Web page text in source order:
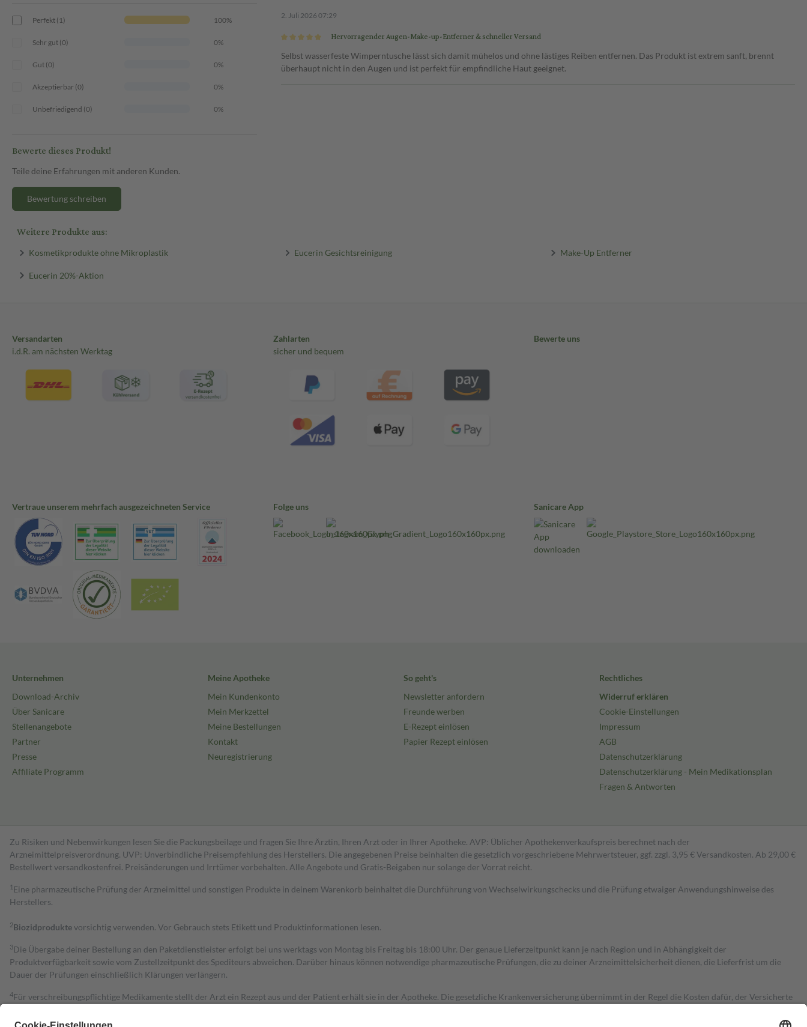
Perfekt (1) 100%
Sehr gut (0) 0%
Gut (0) 0%
Akzeptierbar (0) 0%
Unbefriedigend (0) 0%
Bewerte dieses Produkt!
Teile deine Erfahrungen mit anderen Kunden.
Bewertung schreiben
2. Juli 2026 07:29
Hervorragender Augen-Make-up-Entferner & schneller Versand
Selbst wasserfeste Wimperntusche lässt sich damit mühelos und ohne lästiges Reiben entfernen. Das Produkt ist extrem sanft, brennt
überhaupt nicht in den Augen und ist perfekt für empfindliche Haut geeignet.
Weitere Produkte aus:
Kosmetikprodukte ohne Mikroplastik Eucerin Gesichtsreinigung Make-Up Entferner
Eucerin 20%-Aktion
Versandarten
i.d.R. am nächsten Werktag
Zahlarten
sicher und bequem
Bewerte uns
Vertraue unserem mehrfach ausgezeichneten Service Folge uns Sanicare App
Unternehmen
Download-Archiv
Über Sanicare
Stellenangebote
Partner
Presse
Affiliate Programm
Meine Apotheke
Mein Kundenkonto
Mein Merkzettel
Meine Bestellungen
Kontakt
Neuregistrierung
So geht's
Newsletter anfordern
Freunde werben
E-Rezept einlösen
Papier Rezept einlösen
Rechtliches
Widerruf erklären
Cookie-Einstellungen
Impressum
AGB
Datenschutzerklärung
Datenschutzerklärung - Mein Medikationsplan
Fragen & Antworten
Zu Risiken und Nebenwirkungen lesen Sie die Packungsbeilage und fragen Sie Ihre Ärztin, Ihren Arzt oder in Ihrer Apotheke. AVP: Üblicher Apothekenverkaufspreis berechnet nach der
Arzneimittelpreisverordnung. UVP: Unverbindliche Preisempfehlung des Herstellers. Die angegebenen Preise beinhalten die gesetzlich vorgeschriebene Mehrwertsteuer, ggf. zzgl. 3,95 € Versandkosten. Ab 29,00 €
Bestell­wert versand­kosten­frei. Preisänderungen und Irrtümer vorbehalten. Alle Angebote und Gratis-Beigaben nur solange der Vorrat reicht.
1 Eine pharmazeutische Prüfung der Arzneimittel und sonstigen Produkte in deinem Warenkorb beinhaltet die Durchführung von Wechselwirkungschecks und die Prüfung etwaiger Anwendungshinweise des
Herstellers.
2Biozidproduktevorsichtig verwenden. Vor Gebrauch stets Etikett und Produktinformationen lesen.
3Die Übergabe deiner Bestellung an den Paketdienstleister erfolgt bei uns werktags von Montag bis Freitag bis 18:00 Uhr. Der genaue Lieferzeitpunkt kann je nach Region und in Abhängigkeit der
Produktverfügbarkeit sowie vom Zustellzeitpunkt des Spediteurs abweichen. Darüber hinaus können notwendige pharmazeutische Prüfungen, die zu deiner Arzneimittelsicherheit dienen, die Lieferfrist um die
Dauer der Prüfungen einschließlich Klärungen verlängern.
4Für verschreibungspflichtige Medikamente stellt der Arzt ein Rezept aus und der Patient erhält sie in der Apotheke. Die gesetzliche Krankenversicherung übernimmt in der Regel die Kosten dafür, der Versicherte
Grundsätzlich leisten Mitglieder Zuzahlungen in Höhe von zehn Prozent des Abgabepreises,
Es sind jedoch nie mehr als die tatsächlichen Kosten der Leistung